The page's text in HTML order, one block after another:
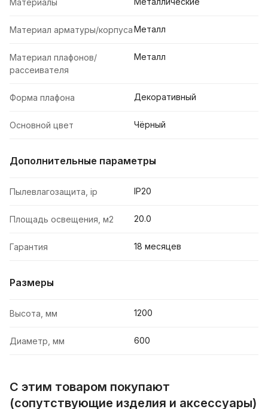
Материалы
Материал арматуры/корпусаМеталл
Материал плафонов/
рассеивателя
Металл
Форма плафона Декоративный
Основной цвет Чёрный
Дополнительные параметры
Пылевлагозащита, ip IP20
Площадь освещения, м2 20.0
Гарантия 18 месяцев
Размеры
Высота, мм 1200
Диаметр, мм 600
С этим товаром покупают
(сопутствующие изделия и аксессуары)